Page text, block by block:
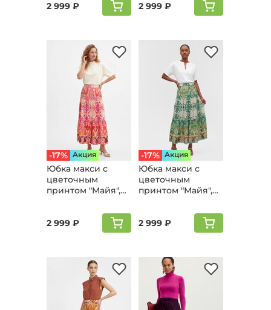
2 999 ₽ 2 999 ₽
-17% Aкция
Юбка макси с
цветочным
принтом "Майя",
2 999 ₽
-17% Aкция
Юбка макси с
цветочным
принтом "Майя",
2 999 ₽